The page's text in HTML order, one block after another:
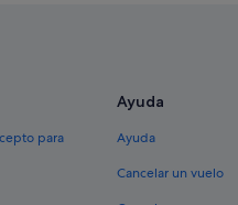
para
Ayuda
Ayuda
Cancelar un vuelo